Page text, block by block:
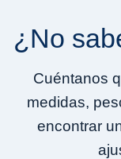
¿No
Cuéntanos
medidas,
encontrar